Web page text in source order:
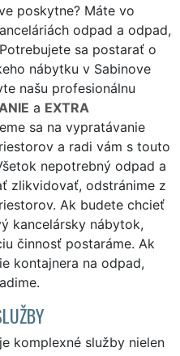
poskytne? Máte vo
odpad a odpad,
sa postarať o
nábytku v Sabinove
našu profesionálnu
a EXTRA
sa na vypratávanie
a radi vám s touto
nepotrebný odpad a
zlikvidovať, odstránime z
Ak budete chcieť
kancelársky nábytok,
činnosť postaráme. Ak
kontajnera na odpad,
komplexné služby nielen